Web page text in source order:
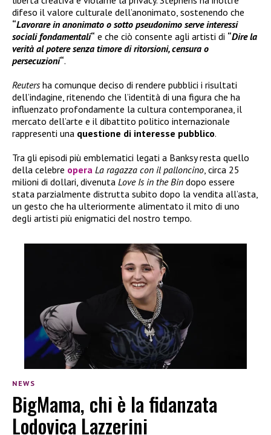
difeso il valore culturale dell’anonimato, sostenendo che
“Lavorare in anonimato o sotto pseudonimo serve interessi
sociali fondamentali“ e che ciò consente agli artisti di “Dire la
verità al potere senza timore di ritorsioni, censura o
persecuzioni“.
Reutersha comunque deciso di rendere pubblici i risultati
dell’indagine, ritenendo che l’identità di una figura che ha
influenzato profondamente la cultura contemporanea, il
mercato dell’arte e il dibattito politico internazionale
rappresenti una questione di interesse pubblico.
Tra gli episodi più emblematici legati a Banksy resta quello
della celebre opera La ragazza con il palloncino , circa 25
milioni di dollari, divenuta Love Is in the Bin dopo essere
stata parzialmente distrutta subito dopo la vendita all’asta,
un gesto che ha ulteriormente alimentato il mito di uno
degli artisti più enigmatici del nostro tempo.
NEWS
BigMama, chi è la fidanzata
Lodovica Lazzerini